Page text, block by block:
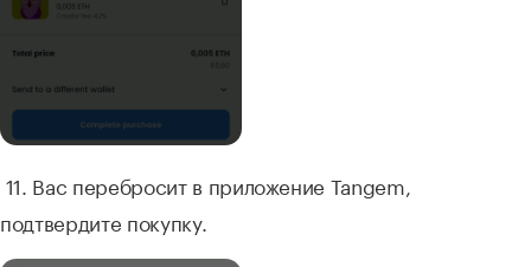
11. Вас перебросит в приложение Tangem,
подтвердите покупку.